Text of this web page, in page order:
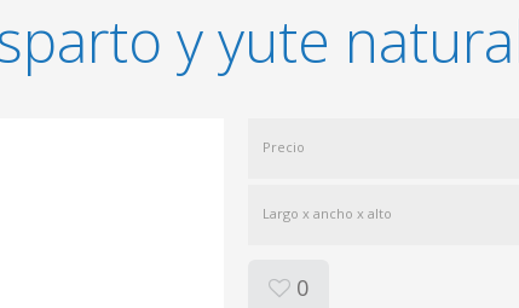
y yute
Precio
Largo x ancho x alto
0